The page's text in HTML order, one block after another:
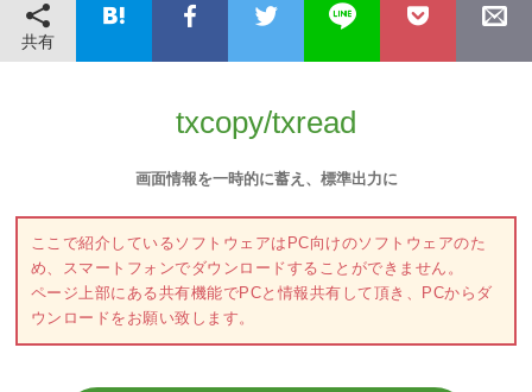
共有
txcopy/txread
画面情報を一時的に蓄え、標準出力に
ここで紹介しているソフトウェアはPC向けのソフトウェアのた
め、スマートフォンでダウンロードすることができません。
ページ上部にある共有機能でPCと情報共有して頂き、PCからダ
ウンロードをお願い致します。